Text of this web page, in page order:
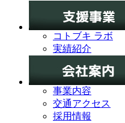
コトブキ ラボ
実績紹介
事業内容
交通アクセス
採用情報